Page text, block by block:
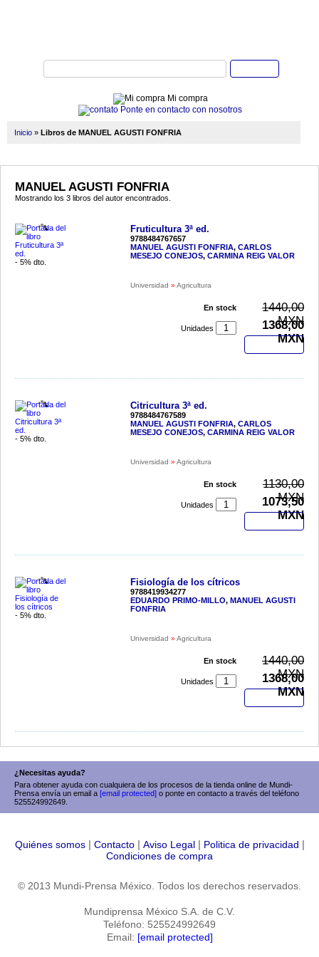
Mi compra
Ponte en contacto con nosotros
Inicio » Libros de MANUEL AGUSTI FONFRIA
MANUEL AGUSTI FONFRIA
Mostrando los 3 libros del autor encontrados.
- 5% dto.
Fruticultura 3ª ed.
9788484767657
MANUEL AGUSTI FONFRIA,CARLOS
MESEJO CONEJOS,CARMINA REIG VALOR
Universidad »Agricultura
En stock
Unidades
1440,00
MXN
1368,00
MXN
Comprar
- 5% dto.
Citricultura 3ª ed.
9788484767589
MANUEL AGUSTI FONFRIA,CARLOS
MESEJO CONEJOS,CARMINA REIG VALOR
Universidad »Agricultura
En stock
Unidades
1130,00
MXN
1073,50
MXN
Comprar
- 5% dto.
Fisiología de los cítricos
9788419934277
EDUARDO PRIMO-MILLO,MANUEL AGUSTI
FONFRIA
Universidad »Agricultura
En stock
Unidades
1440,00
MXN
1368,00
MXN
Comprar
¿Necesitas ayuda?
Para obtener ayuda con cualquiera de los procesos de la tienda online de Mundi-
Prensa envía un email a [email protected] o ponte en contacto a través del teléfono
525524992649.
Quiénes somos| Contacto| Aviso Legal| Politica de privacidad |
Condiciones de compra
© 2013 Mundi-Prensa México. Todos los derechos reservados.
Mundiprensa México S.A. de C.V.
Teléfono: 525524992649
Email: [email protected]